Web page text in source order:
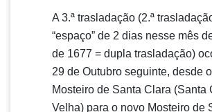
A 3.ª trasladação (2.ª
“espaço” de 2 dias nesse mês
de 1677 = dupla trasladação)
29 de Outubro seguinte, desde
Mosteiro de Santa Clara (Santa
Velha) para o novo Mosteiro de